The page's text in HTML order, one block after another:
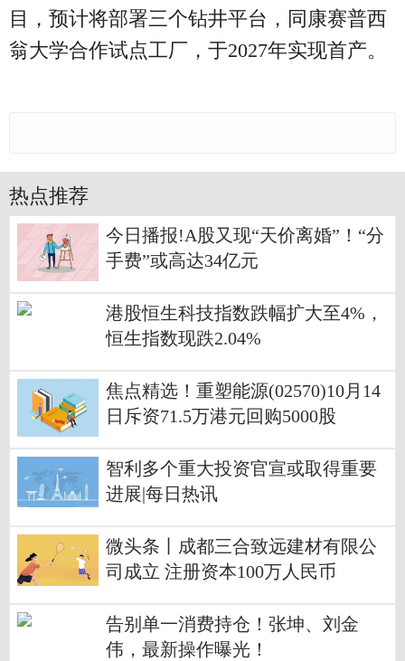
目，预计将部署三个钻井平台，同康赛普西
翁大学合作试点工厂，于2027年实现首产。
热点推荐
今日播报!A股又现“天价离婚”！“分
手费”或高达34亿元
港股恒生科技指数跌幅扩大至4%，
恒生指数现跌2.04%
焦点精选！重塑能源(02570)10月14
日斥资71.5万港元回购5000股
智利多个重大投资官宣或取得重要
进展|每日热讯
微头条丨成都三合致远建材有限公
司成立 注册资本100万人民币
告别单一消费持仓！张坤、刘金
伟，最新操作曝光！